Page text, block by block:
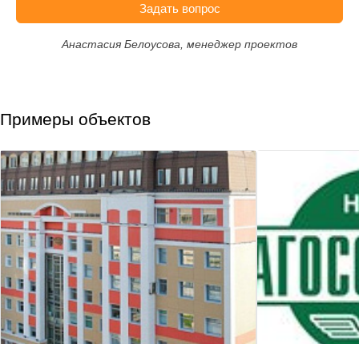
Задать вопрос
Анастасия Белоусова, менеджер проектов
Примеры объектов